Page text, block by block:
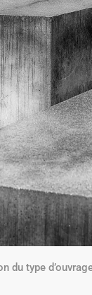
du type